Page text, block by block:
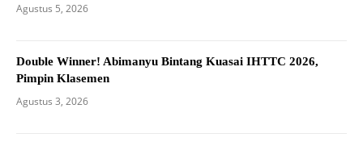
Agustus 5, 2026
Double Winner! Abimanyu Bintang Kuasai IHTTC 2026,
Pimpin Klasemen
Agustus 3, 2026